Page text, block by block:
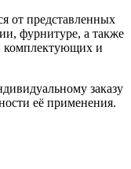
от представленных
фурнитуре, а также
комплектующих и
заказу
её применения.